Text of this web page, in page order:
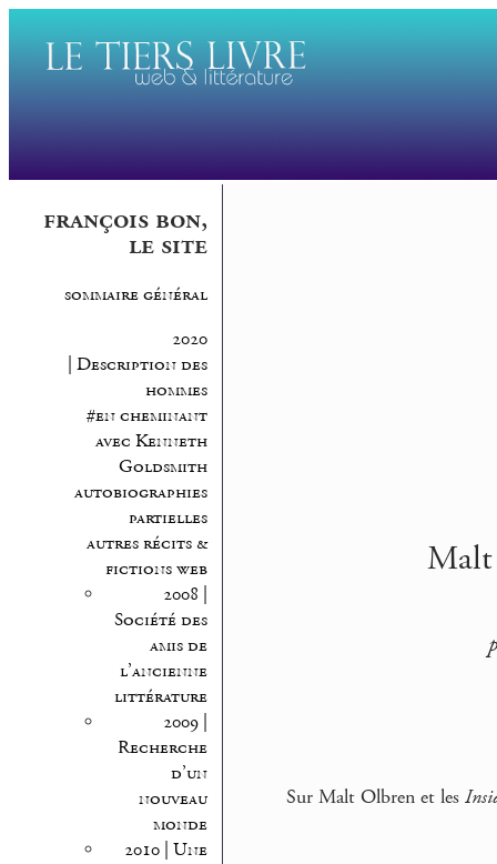
françois bon,
le site
sommaire général
2020
| Description des
hommes
#en cheminant
avec Kenneth
Goldsmith
autobiographies
partielles
autres récits &
fictions web
2008 |
Société des
amis de
l’ancienne
littérature
2009 |
Recherche
d’un
nouveau
monde
2010 | Une
Malt
Sur Malt Olbren et les